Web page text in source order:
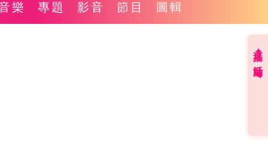
樂 專題 影音 節目 圖輯
直播✦活動